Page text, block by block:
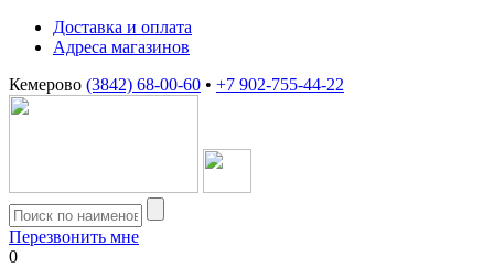
Доставка и оплата
Адреса магазинов
Кемерово (3842) 68-00-60 • +7 902-755-44-22
Перезвонить мне
0